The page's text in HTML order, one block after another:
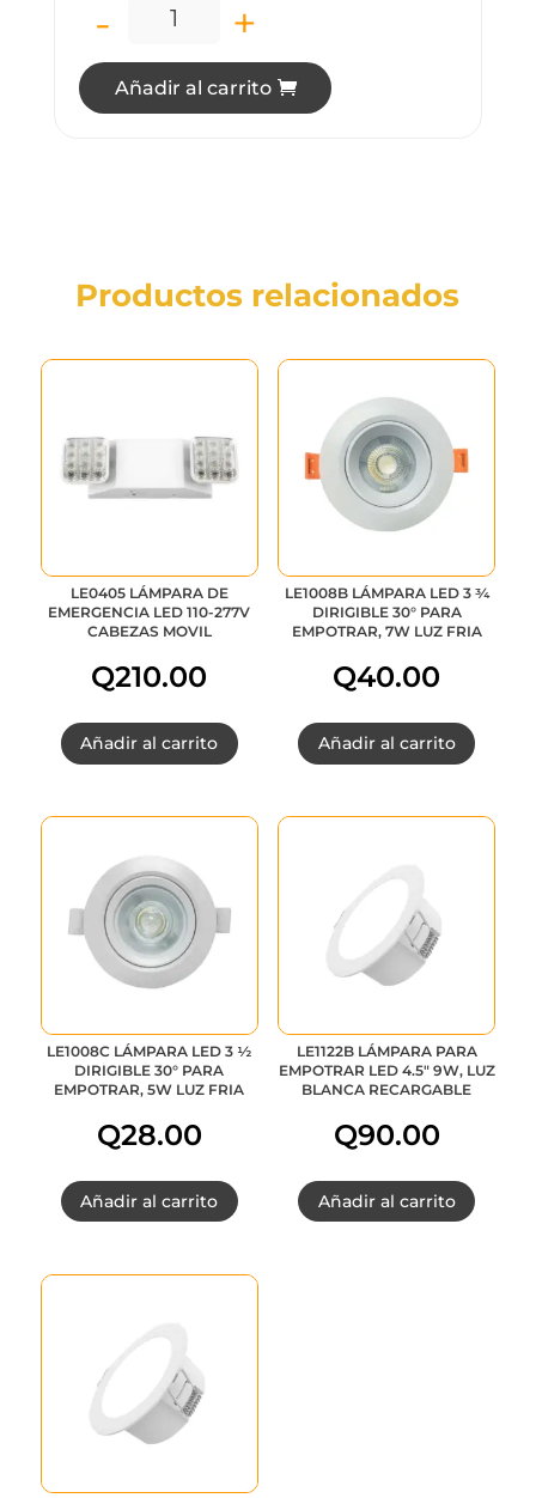
LE1124 LÁMPARA PARA EMPOTRAR
- +
Añadir al carrito
Productos relacionados
LE0405 LÁMPARA DE
EMERGENCIA LED 110-277V
CABEZAS MOVIL
Q210.00
Añadir al carrito
LE1008B LÁMPARA LED 3 ¾
DIRIGIBLE 30° PARA
EMPOTRAR, 7W LUZ FRIA
Q40.00
Añadir al carrito
LE1008C LÁMPARA LED 3 ½
DIRIGIBLE 30° PARA
EMPOTRAR, 5W LUZ FRIA
Q28.00
Añadir al carrito
LE1122B LÁMPARA PARA
EMPOTRAR LED 4.5″ 9W, LUZ
BLANCA RECARGABLE
Q90.00
Añadir al carrito